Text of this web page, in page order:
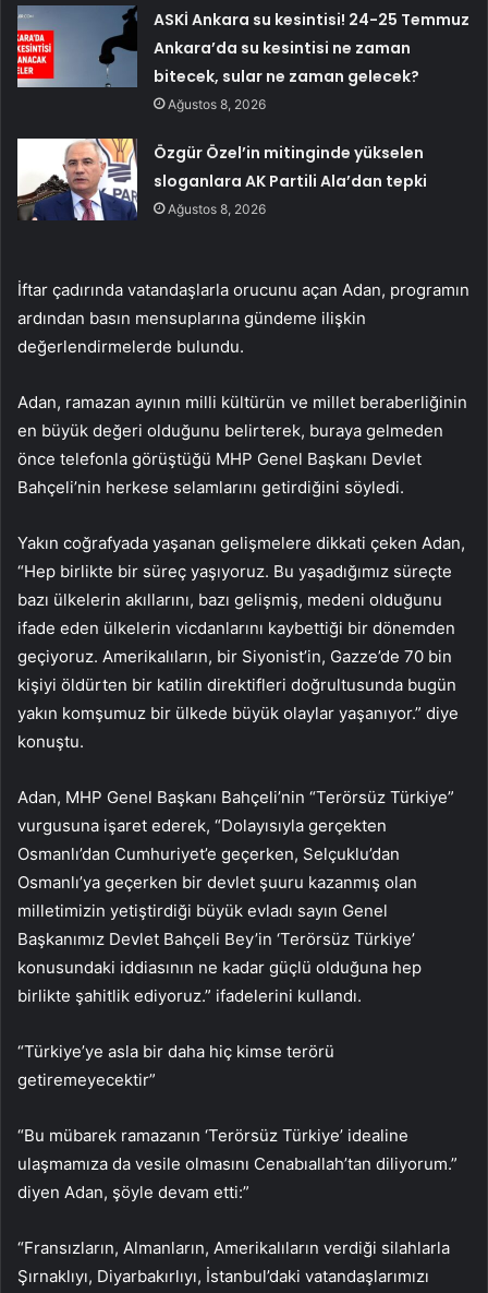
ASKİ Ankara su kesintisi! 24-25 Temmuz
Ankara’da su kesintisi ne zaman
bitecek, sular ne zaman gelecek?
Ağustos 8, 2026
Özgür Özel’in mitinginde yükselen
sloganlara AK Partili Ala’dan tepki
Ağustos 8, 2026
İftar çadırında vatandaşlarla orucunu açan Adan, programın
ardından basın mensuplarına gündeme ilişkin
değerlendirmelerde bulundu.
Adan, ramazan ayının milli kültürün ve millet beraberliğinin
en büyük değeri olduğunu belirterek, buraya gelmeden
önce telefonla görüştüğü MHP Genel Başkanı Devlet
Bahçeli’nin herkese selamlarını getirdiğini söyledi.
Yakın coğrafyada yaşanan gelişmelere dikkati çeken Adan,
“Hep birlikte bir süreç yaşıyoruz. Bu yaşadığımız süreçte
bazı ülkelerin akıllarını, bazı gelişmiş, medeni olduğunu
ifade eden ülkelerin vicdanlarını kaybettiği bir dönemden
geçiyoruz. Amerikalıların, bir Siyonist’in, Gazze’de 70 bin
kişiyi öldürten bir katilin direktifleri doğrultusunda bugün
yakın komşumuz bir ülkede büyük olaylar yaşanıyor.” diye
konuştu.
Adan, MHP Genel Başkanı Bahçeli’nin “Terörsüz Türkiye”
vurgusuna işaret ederek, “Dolayısıyla gerçekten
Osmanlı’dan Cumhuriyet’e geçerken, Selçuklu’dan
Osmanlı’ya geçerken bir devlet şuuru kazanmış olan
milletimizin yetiştirdiği büyük evladı sayın Genel
Başkanımız Devlet Bahçeli Bey’in ‘Terörsüz Türkiye’
konusundaki iddiasının ne kadar güçlü olduğuna hep
birlikte şahitlik ediyoruz.” ifadelerini kullandı.
“Türkiye’ye asla bir daha hiç kimse terörü
getiremeyecektir”
“Bu mübarek ramazanın ‘Terörsüz Türkiye’ idealine
ulaşmamıza da vesile olmasını Cenabıallah’tan diliyorum.”
diyen Adan, şöyle devam etti:”
“Fransızların, Almanların, Amerikalıların verdiği silahlarla
Şırnaklıyı, Diyarbakırlıyı, İstanbul’daki vatandaşlarımızı